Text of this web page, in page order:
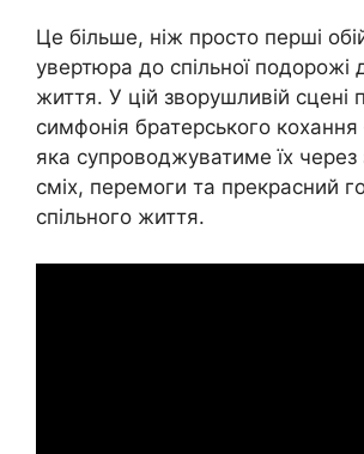
Це більше, ніж просто перші
увертюра до спільної
життя. У цій зворушливій сцені
симфонія братерського
яка супроводжуватиме їх через
сміх, перемоги та прекрасний
спільного життя.